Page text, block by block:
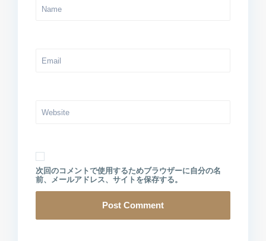
次回のコメントで使用するためブラウザーに自分の名
前、メールアドレス、サイトを保存する。